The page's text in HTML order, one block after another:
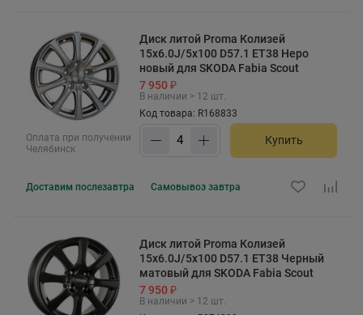
Оплата при получении
Челябинск
Диск литой Proma Колизей
15x6.0J/5x100 D57.1 ET38 Неро
новый для SKODA Fabia Scout
7 950 ₽
В наличии > 12 шт.
Код товара: R168833
Купить
Доставим послезавтра Самовывоз завтра
Диск литой Proma Колизей
15x6.0J/5x100 D57.1 ET38 Черный
матовый для SKODA Fabia Scout
7 950 ₽
В наличии > 12 шт.